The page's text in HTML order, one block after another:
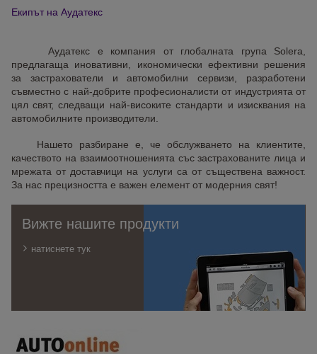
Екипът на Аудатекс
Аудатекс е компания от глобалната група Solera,
предлагаща иновативни, икономически ефективни решения
за застрахователи и автомобилни сервизи, разработени
съвместно с най-добрите професионалисти от индустрията от
цял свят, следващи най-високите стандарти и изисквания на
автомобилните производители.
Нашето разбиране е, че обслужването на клиентите,
качеството на взаимоотношенията със застрахованите лица и
мрежата от доставчици на услуги са от съществена важност.
За нас прецизността е важен елемент от модерния свят!
Вижте нашите продукти
натиснете тук